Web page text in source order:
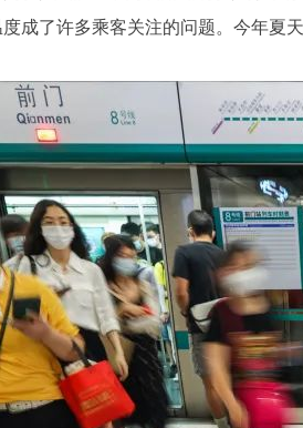
了许多乘客关注的问题。今年夏